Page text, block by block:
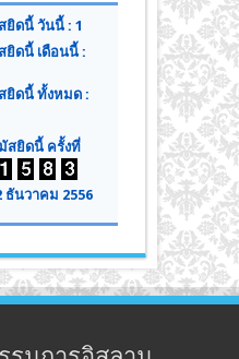
ยิดนี้ วันนี้ : 1
ยิดนี้ เดือนนี้ :
ยิดนี้ ทั้งหมด :
ยิดนี้ ครั้งที่
วาคม 2556